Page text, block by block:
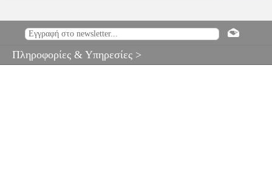
Πληροφορίες & Υπηρεσίες >